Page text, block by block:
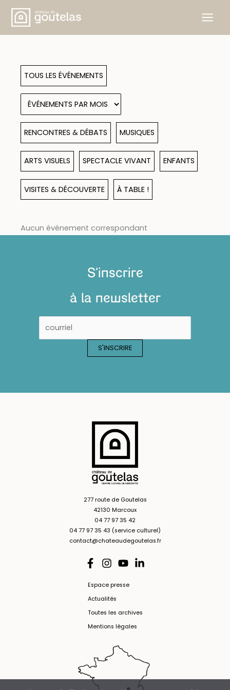
Aller
contenu
TOUS LES ÉVÉNEMENTS
RENCONTRES & DÉBATS MUSIQUES
ARTS VISUELS SPECTACLE VIVANT ENFANTS
VISITES & DÉCOUVERTE À TABLE !
Aucun événement correspondant
S'inscrire
à la newsletter
277 route de Goutelas
42130 Marcoux
04 77 97 35 42
04 77 97 35 43 (service culturel)
contact@chateaudegoutelas.fr
Espace presse
Actualités
Toutes les archives
Mentions légales